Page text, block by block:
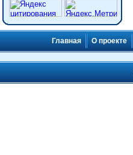
Главная О проекте